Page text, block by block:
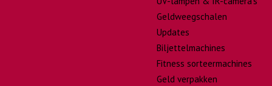
Geldweegschalen
Updates
Biljettelmachines
Fitness sorteermachines
Geld verpakken